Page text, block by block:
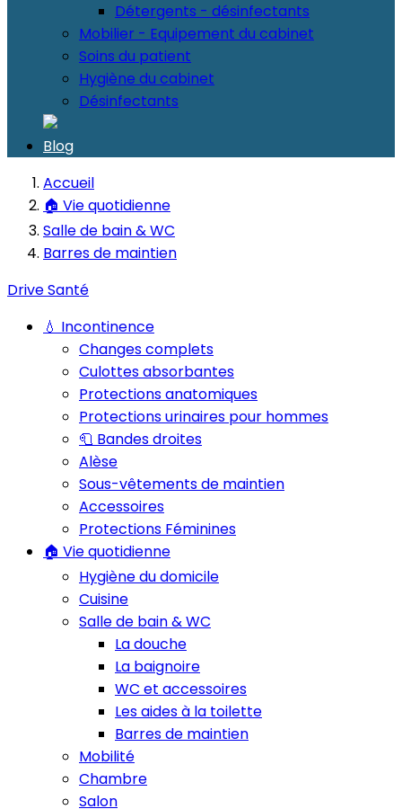
Détergents - désinfectants
Mobilier - Equipement du cabinet
Soins du patient
Hygiène du cabinet
Désinfectants
Blog
Accueil
🏠 Vie quotidienne
Salle de bain & WC
Barres de maintien
Drive Santé
💧 Incontinence
Changes complets
Culottes absorbantes
Protections anatomiques
Protections urinaires pour hommes
🧻 Bandes droites
Alèse
Sous-vêtements de maintien
Accessoires
Protections Féminines
🏠 Vie quotidienne
Hygiène du domicile
Cuisine
Salle de bain & WC
La douche
La baignoire
WC et accessoires
Les aides à la toilette
Barres de maintien
Mobilité
Chambre
Salon